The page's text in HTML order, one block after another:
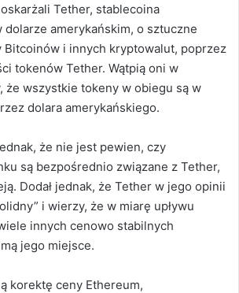
Tether, stablecoina
dolarze amerykańskim, o sztuczne
Bitcoinów i innych kryptowalut, poprzez
tokenów Tether. Wątpią oni w
że wszystkie tokeny w obiegu są w
dolara amerykańskiego.
że nie jest pewien, czy
są bezpośrednio związane z Tether,
Dodał jednak, że Tether w jego opinii
i wierzy, że w miarę upływu
innych cenowo stabilnych
jego miejsce.
korektę ceny Ethereum,